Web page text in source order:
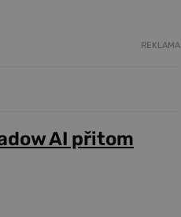
REKLAMA
AI přitom